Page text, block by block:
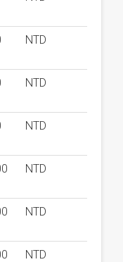
NTD
NTD
NTD
NTD
NTD
NTD